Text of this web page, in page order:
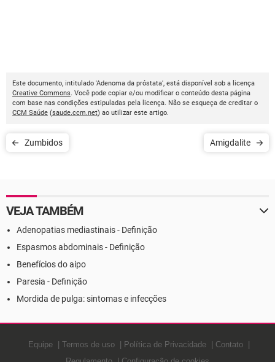
Este documento, intitulado 'Adenoma da próstata', está disponível sob a licença
Creative Commons. Você pode copiar e/ou modificar o conteúdo desta página
com base nas condições estipuladas pela licença. Não se esqueça de creditar o
CCM Saúde (saude.ccm.net) ao utilizar este artigo.
Zumbidos Amigdalite
VEJA TAMBÉM
Adenopatias mediastinais - Definição
Espasmos abdominais - Definição
Benefícios do aipo
Paresia - Definição
Mordida de pulga: sintomas e infecções
Equipe Termos de uso Política de Privacidade
Contato